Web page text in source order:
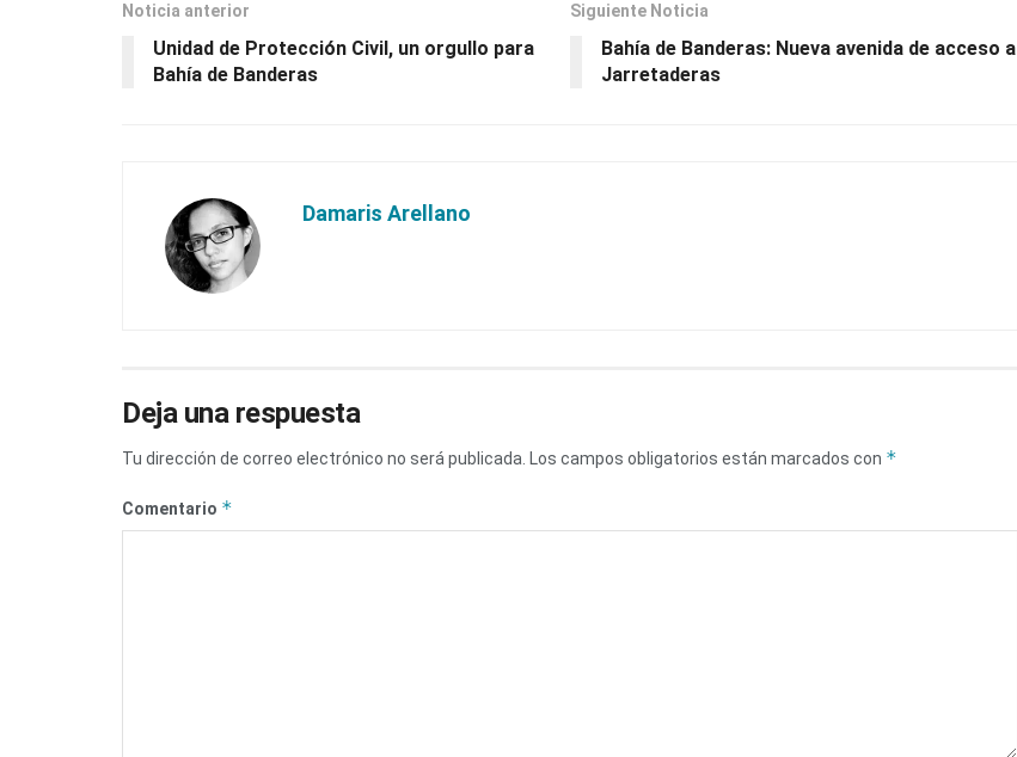
Noticia anterior
Unidad de Protección Civil, un orgullo para
Bahía de Banderas
Siguiente Noticia
Bahía de Banderas: Nueva avenida de acceso a
Jarretaderas
Damaris Arellano
Deja una respuesta
Tu dirección de correo electrónico no será publicada. Los campos obligatorios están marcados con *
Comentario *